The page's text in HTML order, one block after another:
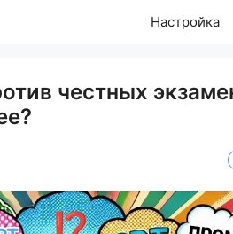
Настройка
честных